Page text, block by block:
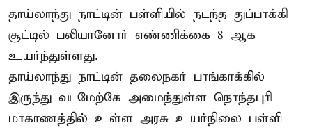
தாய்லாந்து நாட்டின் பள்ளியில் நடந்த துப்பாக்கி
சூட்டில் பலியானோர் எண்ணிக்கை 8 ஆக
உயர்ந்துள்ளது.
தாய்லாந்து நாட்டின் தலைநகர் பாங்காக்கில்
இருந்து வடமேற்கே அமைந்துள்ள நொந்தபுரி
மாகாணத்தில் உள்ள அரசு உயர்நிலை பள்ளி